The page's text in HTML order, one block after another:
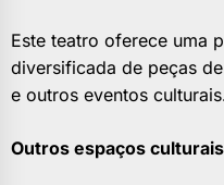
Este teatro oferece uma
diversificada de peças
e outros eventos
Outros espaços